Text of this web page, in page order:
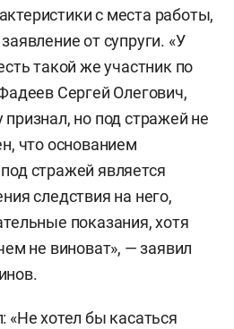
с места работы,
от супруги. «У
такой же участник по
Сергей Олегович,
но под стражей не
что основанием
стражей является
следствия на него,
показания, хотя
не виноват», — заявил
«Не хотел бы касаться